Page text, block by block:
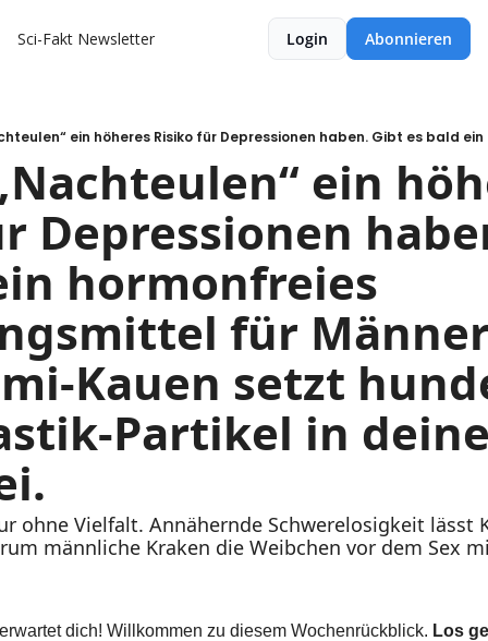
Sci-Fakt Newsletter Login Abonnieren
ein
Depressionen
hormonfreies
für
Kauen setzt
Partikel in
ohne Vielfalt. Annähernde Schwerelosigkeit lässt
männliche Kraken die Weibchen vor dem Sex
dich! Willkommen zu diesem Wochenrückblick. Los